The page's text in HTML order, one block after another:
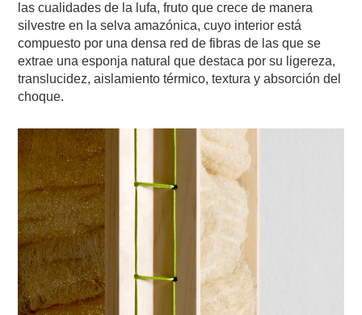
las cualidades de la lufa, fruto que crece de manera
silvestre en la selva amazónica, cuyo interior está
compuesto por una densa red de fibras de las que se
extrae una esponja natural que destaca por su ligereza,
translucidez, aislamiento térmico, textura y absorción del
choque.